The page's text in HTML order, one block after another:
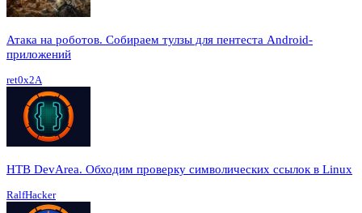
Атака на роботов. Собираем тулзы для пентеста Android-
приложений
ret0x2A
HTB DevArea. Обходим проверку символических ссылок в Linux
RalfHacker